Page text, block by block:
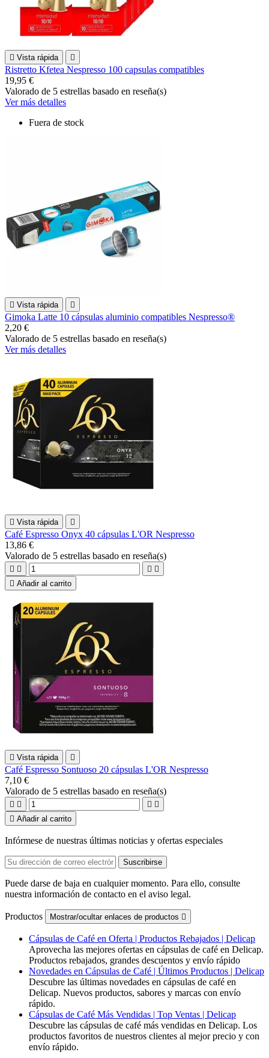
 Vista rápida 
Ristretto Kfetea Nespresso 100 capsulas compatibles
19,95 €
Valorado de 5 estrellas basado en reseña(s)
Ver más detalles
Fuera de stock
 Vista rápida 
Gimoka Latte 10 cápsulas aluminio compatibles Nespresso®
2,20 €
Valorado de 5 estrellas basado en reseña(s)
Ver más detalles
 Vista rápida 
Café Espresso Onyx 40 cápsulas L'OR Nespresso
13,86 €
Valorado de 5 estrellas basado en reseña(s)
   
 Añadir al carrito
 Vista rápida 
Café Espresso Sontuoso 20 cápsulas L'OR Nespresso
7,10 €
Valorado de 5 estrellas basado en reseña(s)
   
 Añadir al carrito
Infórmese de nuestras últimas noticias y ofertas especiales
Puede darse de baja en cualquier momento. Para ello, consulte
nuestra información de contacto en el aviso legal.
Productos Mostrar/ocultar enlaces de productos 
Cápsulas de Café en Oferta | Productos Rebajados | Delicap
Aprovecha las mejores ofertas en cápsulas de café en Delicap.
Productos rebajados, grandes descuentos y envío rápido
Novedades en Cápsulas de Café | Últimos Productos | Delicap
Descubre las últimas novedades en cápsulas de café en
Delicap. Nuevos productos, sabores y marcas con envío
rápido.
Cápsulas de Café Más Vendidas | Top Ventas | Delicap
Descubre las cápsulas de café más vendidas en Delicap. Los
productos favoritos de nuestros clientes al mejor precio y con
envío rápido.